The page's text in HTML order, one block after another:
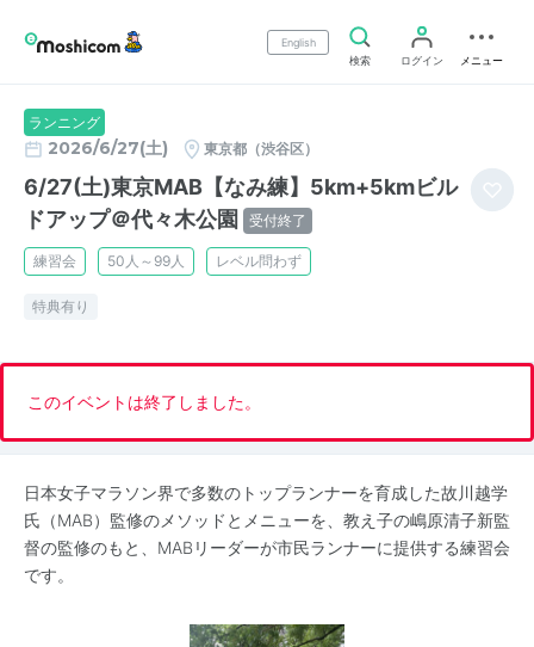
English
検索
ログイン メニュー
ランニング
2026/6/27(土) 東京都（渋谷区）
6/27(土)東京MAB【なみ練】5km+5kmビル
ドアップ＠代々木公園
受付終了
練習会 50人～99人 レベル問わず
特典有り
このイベントは終了しました。
日本女子マラソン界で多数のトップランナーを育成した故川越学
氏（MAB）監修のメソッドとメニューを、教え子の嶋原清子新監
督の監修のもと、MABリーダーが市民ランナーに提供する練習会
です。